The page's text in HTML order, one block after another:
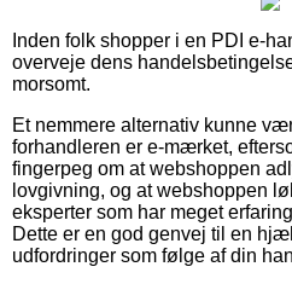
Inden folk shopper i en PDI e-
overveje dens
morsomt.
Et nemmere alternativ kunne
forhandleren er e-mærket,
fingerpeg om at webshoppen
lovgivning, og at webshoppen
eksperter som har meget
Dette er en god genvej til en
udfordringer som følge af din